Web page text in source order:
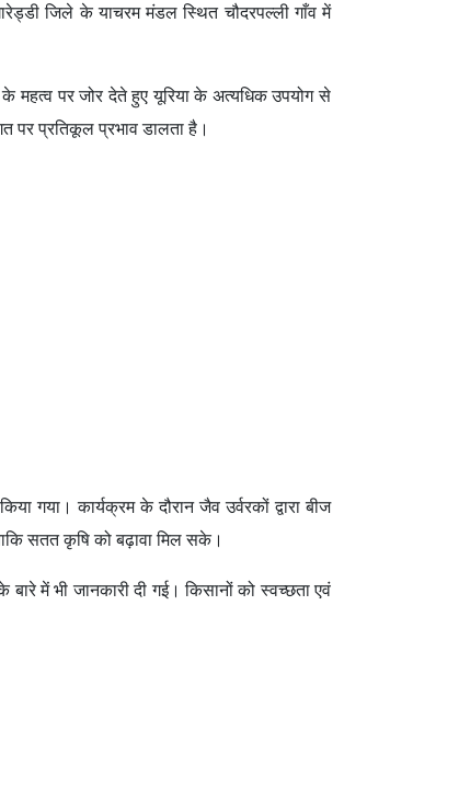
जिले के याचरम मंडल स्थित चौदरपल्ली गाँव में
के महत्व पर जोर देते हुए यूरिया के अत्यधिक उपयोग से
पर प्रतिकूल प्रभाव डालता है।
गया। कार्यक्रम के दौरान जैव उर्वरकों द्वारा बीज
सतत कृषि को बढ़ावा मिल सके।
में भी जानकारी दी गई। किसानों को स्वच्छता एवं